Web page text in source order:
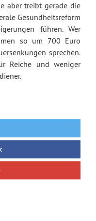
aber treibt gerade die
Gesundheitsreform
führen. Wer
so um 700 Euro
sprechen.
Reiche und weniger